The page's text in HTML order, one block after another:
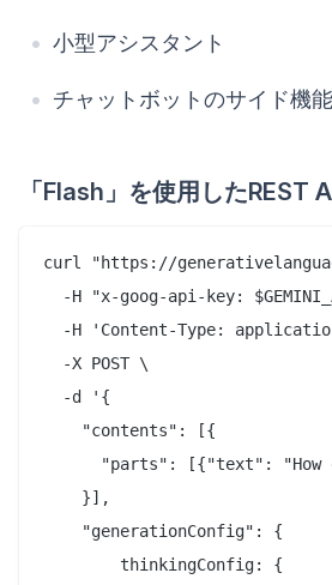
小型アシスタント
チャットボットのサイド機能
「Flash」を使用したREST
curl "https://
-H "x-goog-api-key:
-H 'Content-Type:
  -X POST \
  -d '{
    "contents": [{
"parts": [{"text": "How
    }],
    "generationConfig": {
        thinkingConfig: {